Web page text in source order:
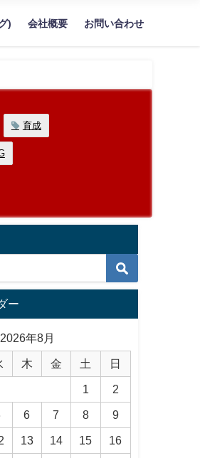
) 会社概要 お問い合わせ
育成
ー
2026年8月
木 金 土 日
1 2
6 7 8 9
13 14 15 16